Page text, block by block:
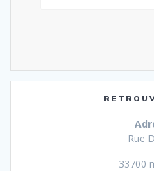
Rue
33700